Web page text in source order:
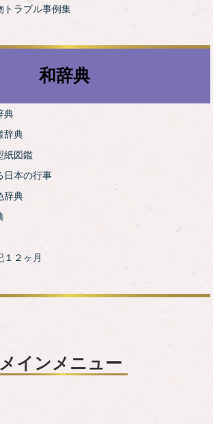
トラブル事例集
和辞典
典
辞典
紙図鑑
日本の行事
辞典
１２ヶ月
メインメニュー